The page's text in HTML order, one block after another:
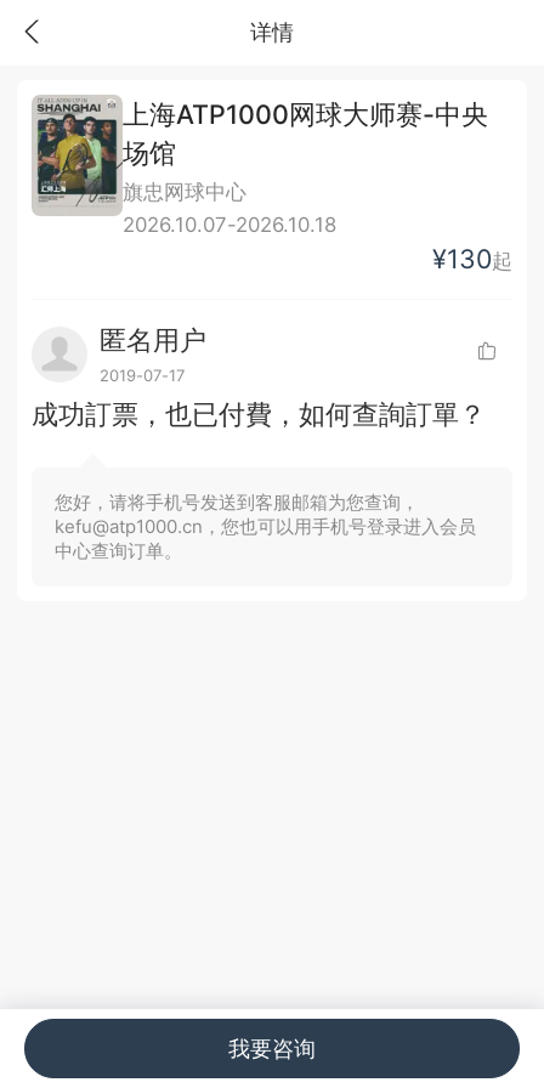
详情
上海ATP1000网球大师赛-中央
场馆
旗忠网球中心
2026.10.07-2026.10.18
¥130起
匿名用户
2019-07-17
成功訂票，也已付費，如何查詢訂單？
您好，请将手机号发送到客服邮箱为您查询，
kefu@atp1000.cn，您也可以用手机号登录进入会员
中心查询订单。
我要咨询